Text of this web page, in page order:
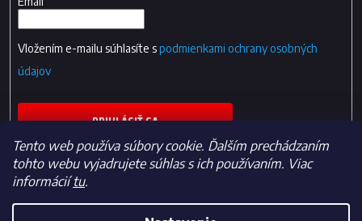
Tento web používa súbory cookie. Ďalším prechádzaním
tohto webu vyjadrujete súhlas s ich používaním. Viac
informáciítu.
Vložením e-mailu súhlasíte spodmienkami ochrany osobných
údajov
PRIHLÁSIŤ SA